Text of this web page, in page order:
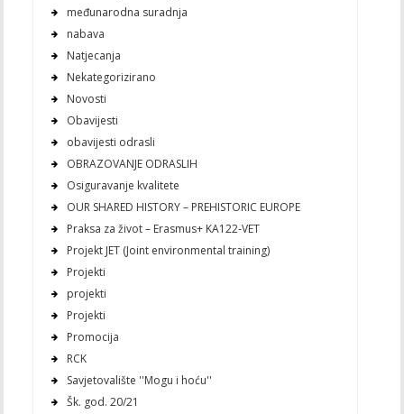
međunarodna suradnja
nabava
Natjecanja
Nekategorizirano
Novosti
Obavijesti
obavijesti odrasli
OBRAZOVANJE ODRASLIH
Osiguravanje kvalitete
OUR SHARED HISTORY – PREHISTORIC EUROPE
Praksa za život – Erasmus+ KA122-VET
Projekt JET (Joint environmental training)
Projekti
projekti
Projekti
Promocija
RCK
Savjetovalište ''Mogu i hoću''
Šk. god. 20/21